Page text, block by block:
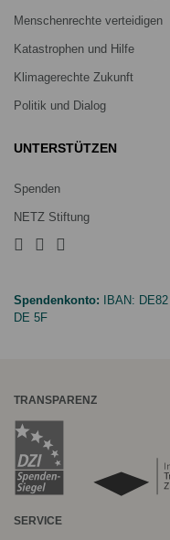
Menschenrechte verteidigen
Katastrophen und Hilfe
Klimagerechte Zukunft
Politik und Dialog
UNTERSTÜTZEN
Spenden
NETZ Stiftung
Spendenkonto: IBAN:
DE 5F
TRANSPARENZ
SERVICE